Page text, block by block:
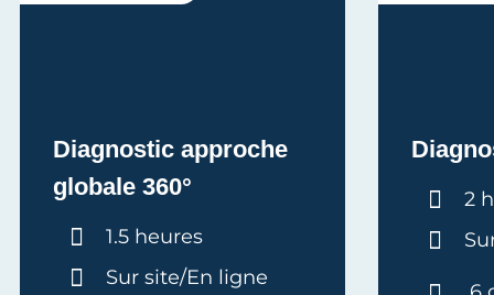
Diagnostic approche
globale 360°
Durée :
1.5 heures
Sur site/En ligne
2